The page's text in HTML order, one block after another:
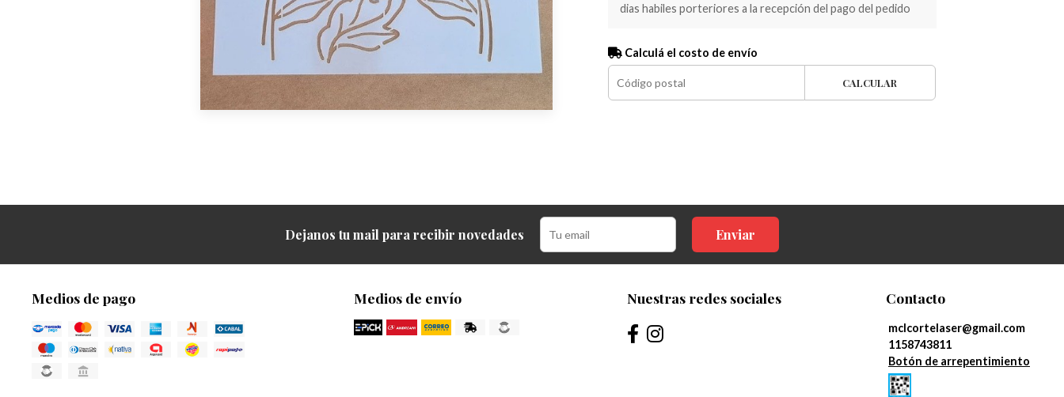
dias habiles porteriores a la recepción del pago del pedido
Calculá el costo de envío
CALCULAR
Dejanos tu mail para recibir novedades Enviar
Medios de pago Medios de envío Nuestras redes sociales Contacto
mclcortelaser@gmail.com
1158743811
Botón de arrepentimiento